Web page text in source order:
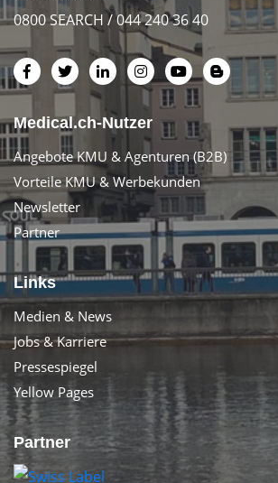
0800 SEARCH / 044 240 36 40
Medical.ch-Nutzer
Angebote KMU & Agenturen (B2B)
Vorteile KMU & Werbekunden
Newsletter
Partner
Links
Medien & News
Jobs & Karriere
Pressespiegel
Yellow Pages
Partner